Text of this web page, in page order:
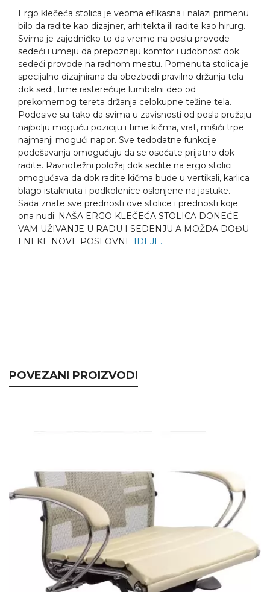
Ergo klečeća stolica je veoma efikasna i nalazi primenu
bilo da radite kao dizajner, arhitekta ili radite kao hirurg.
Svima je zajedničko to da vreme na poslu provode
sedeći i umeju da prepoznaju komfor i udobnost dok
sedeći provode na radnom mestu. Pomenuta stolica je
specijalno dizajnirana da obezbedi pravilno držanja tela
dok sedi, time rasterećuje lumbalni deo od
prekomernog tereta držanja celokupne težine tela.
Podesive su tako da svima u zavisnosti od posla pružaju
najbolju moguću poziciju i time kičma, vrat, mišići trpe
najmanji mogući napor. Sve tedodatne funkcije
podešavanja omogućuju da se osećate prijatno dok
radite. Ravnotežni položaj dok sedite na ergo stolici
omogućava da dok radite kičma bude u vertikali, karlica
blago istaknuta i podkolenice oslonjene na jastuke.
Sada znate sve prednosti ove stolice i prednosti koje
ona nudi. NAŠA ERGO KLEČEĆA STOLICA DONEĆE
VAM UŽIVANJE U RADU I SEDENJU A MOŽDA DOĐU
I NEKE NOVE POSLOVNE IDEJE.
POVEZANI PROIZVODI